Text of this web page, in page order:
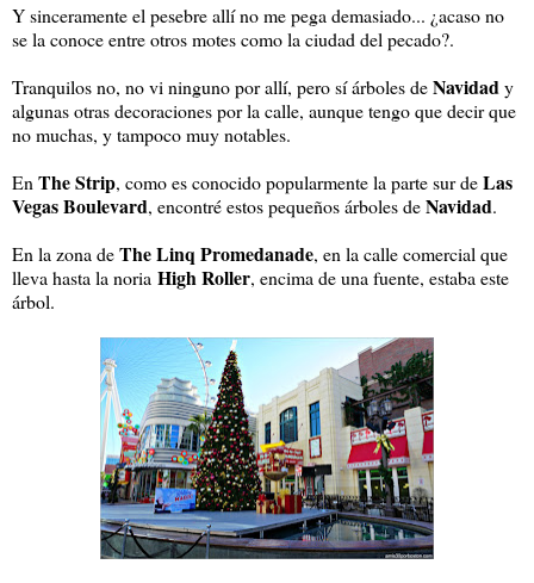
Y sinceramente el pesebre allí no me pega demasiado... ¿acaso no
se la conoce entre otros motes como la ciudad del pecado?.
Tranquilos no, no vi ninguno por allí, pero sí árboles deNavidady
algunas otras decoraciones por la calle, aunque tengo que decir que
no muchas, y tampoco muy notables.
En The Strip, como es conocido popularmente la parte sur deLas
Vegas Boulevard, encontré estos pequeños árboles deNavidad.
En la zona deThe Linq Promedanade, en la calle comercial que
lleva hasta la noria High Roller, encima de una fuente, estaba este
árbol.